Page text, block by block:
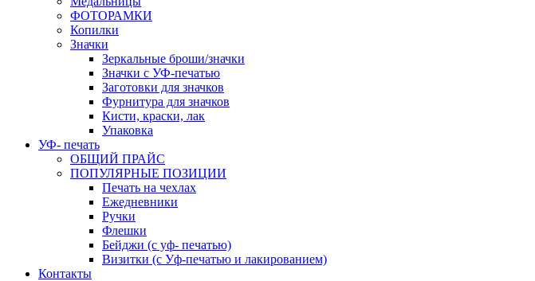
ФОТОРАМКИ
Копилки
Значки
Зеркальные броши/значки
Значки с УФ-печатью
Заготовки для значков
Фурнитура для значков
Кисти, краски, лак
Упаковка
УФ- печать
ОБЩИЙ ПРАЙС
ПОПУЛЯРНЫЕ ПОЗИЦИИ
Печать на чехлах
Ежедневники
Ручки
Флешки
Бейджи (с уф- печатью)
Визитки (с Уф-печатью и лакированием)
Контакты